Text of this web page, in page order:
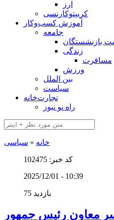
ارز
کریپتوکارنسی
آموزش کسب‌وکار
جامعه
بازنشستگان
زندگی
مسافرت
ورزش
بین الملل
سیاست
تجارت‌خانه
راه نو نیوز
خانه » سیاسی
کد خبر: 102475
2025/12/01 - 10:39
75 بازدید
معاون رئیس جمهور